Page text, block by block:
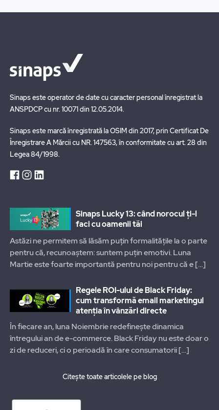
Sinaps este operator de date cu caracter personal înregistrat la
ANSPDCP cu nr. 10071 din 12.05.2014.
Sinaps este marcă înregistrată la OSIM din 2017, prin Certificat De
Înregistrare A Mărcii cu NR. 147563, în conformitate cu art. 28 din
Legea 84/1998.
Sinaps Lucky 13: când norocul ți-l
faci cu oamenii tăi
Astăzi ne permitem să lăsăm puțin formalitățile la o parte
pentru că, recunoaștem: suntem puțin emotivi. Luna
Martie este foarte importantă pentru noi pentru că e[…]
Regele ROI-ului de Black Friday:
cum transformă email marketingul
atenția în vânzări directe
În fiecare an, luna Noiembrie redefinește dinamica
întregului an de e-commerce. Black Friday nu este doar o
zi de reduceri, ci o perioadă în care consumatorii[…]
Citește toate articolele pe blog